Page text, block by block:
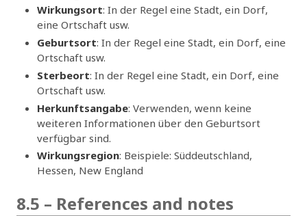
Wirkungsort: In der Regel eine Stadt, ein Dorf,
eine Ortschaft usw.
Geburtsort: In der Regel eine Stadt, ein Dorf, eine
Ortschaft usw.
Sterbeort: In der Regel eine Stadt, ein Dorf, eine
Ortschaft usw.
Herkunftsangabe: Verwenden, wenn keine
weiteren Informationen über den Geburtsort
verfügbar sind.
Wirkungsregion: Beispiele: Süddeutschland,
Hessen, New England
8.5 – References and notes